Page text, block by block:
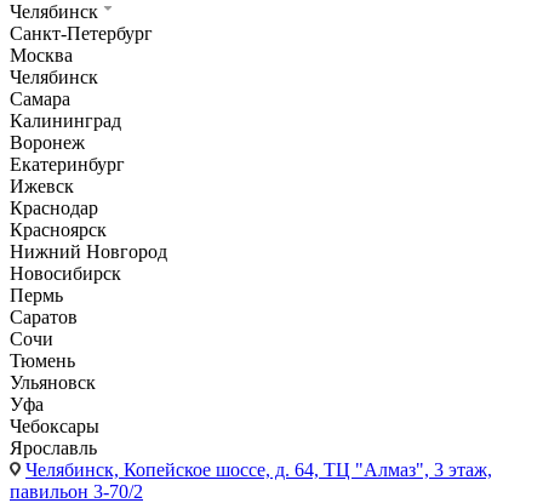
Челябинск
Санкт-Петербург
Москва
Челябинск
Самара
Калининград
Воронеж
Екатеринбург
Ижевск
Краснодар
Красноярск
Нижний Новгород
Новосибирск
Пермь
Саратов
Сочи
Тюмень
Ульяновск
Уфа
Чебоксары
Ярославль
Челябинск, Копейское шоссе, д. 64, ТЦ "Алмаз", 3 этаж,
павильон 3-70/2